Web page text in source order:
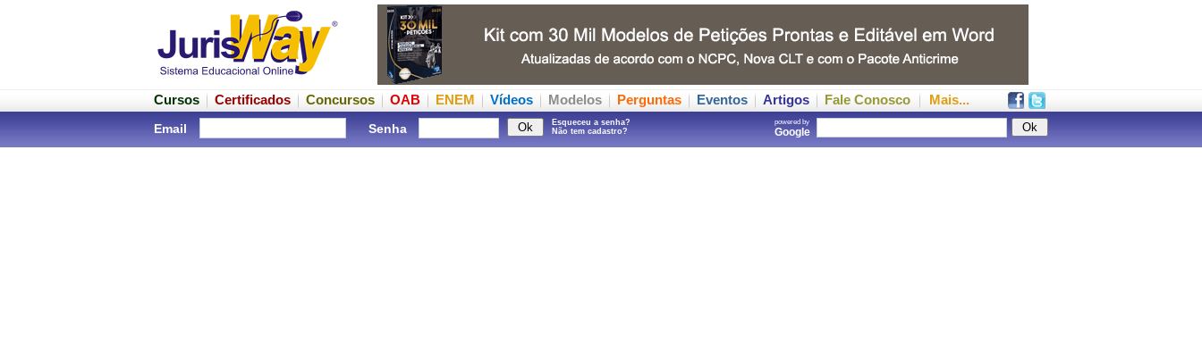
Cursos Certificados Concursos OAB ENEM Vídeos Modelos Perguntas Eventos Artigos Fale Conosco Mais...
Email Senha
Esqueceu a senha?
Não tem cadastro?
powered by
Google